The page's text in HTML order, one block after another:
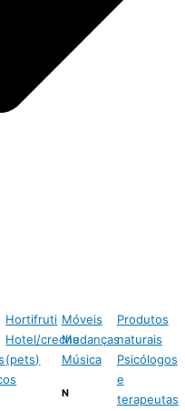
Hortifruti
Hotel/creche
(pets)
Móveis
Mudanças
Música
N
Produtos
naturais
Psicólogos
e
terapeutas